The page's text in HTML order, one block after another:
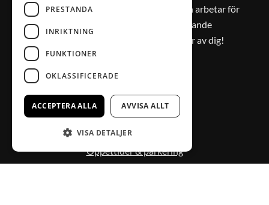
anslutna verksamheter som brinner och arbetar för
den lokala handeln och för en levande
stadskärna! Vill du bli en av oss? Hör av dig!
BRA ATT VETA
Medlemsförmåner
Öppettider & parkering
Presentkort
PRESTANDA
INRIKTNING
FUNKTIONER
OKLASSIFICERADE
ACCEPTERA ALLA AVVISA ALLT
VISA DETALJER